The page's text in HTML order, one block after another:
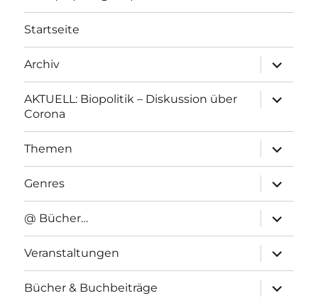
Startseite
Archiv
anzeigen
AKTUELL: Biopolitik – Diskussion über
Corona
anzeigen
Themen
anzeigen
Genres
anzeigen
@ Bücher…
anzeigen
Veranstaltungen
anzeigen
Bücher & Buchbeiträge
anzeigen